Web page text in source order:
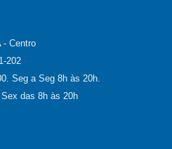
- Centro
202
Seg a Seg 8h às 20h.
das 8h às 20h